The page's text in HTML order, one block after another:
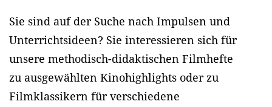
Sie sind auf der Suche nach Impulsen und
Unterrichtsideen? Sie interessieren sich für
unsere methodisch-didaktischen Filmhefte
zu ausgewählten Kinohighlights oder zu
Filmklassikern für verschiedene